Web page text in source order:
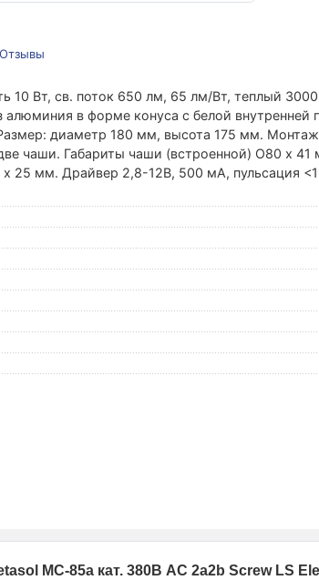
Отзывы
10 Вт, св. поток 650 лм, 65 лм/Вт, теплый 3000
в форме конуса с белой внутренней
диаметр 180 мм, высота 175 мм.
чаши. Габариты чаши (встроенной) O80 х
25 мм. Драйвер 2,8-12В, 500 мА, пульсация
MC-85a кат. 380В AC 2a2b Screw LS